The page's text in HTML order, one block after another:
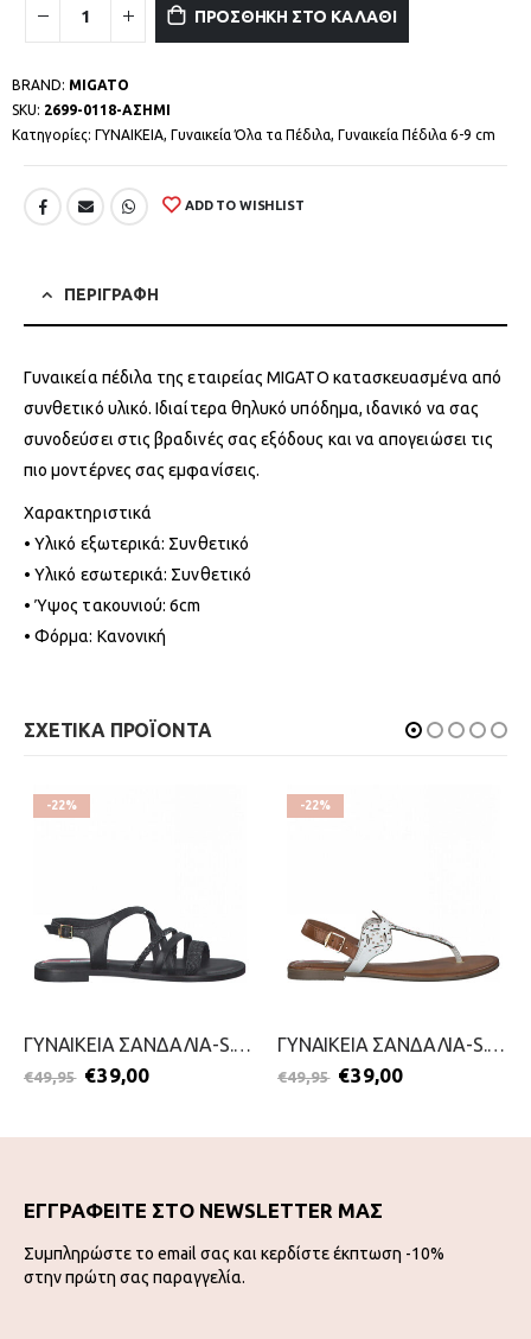
ΠΡΟΣΘΗΚΗ ΣΤΟ ΚΑΛΑΘΙ
BRAND: MIGATO
SKU: 2699-0118-ΑΣΗΜΙ
Κατηγορίες: ΓΥΝΑΙΚΕΙΑ, Γυναικεία Όλα τα Πέδιλα, Γυναικεία Πέδιλα 6-9 cm
ADD TO WISHLIST
ΠΕΡΙΓΡΑΦΗ
Γυναικεία πέδιλα της εταιρείας MIGATO κατασκευασμένα από
συνθετικό υλικό. Ιδιαίτερα θηλυκό υπόδημα, ιδανικό να σας
συνοδεύσει στις βραδινές σας εξόδους και να απογειώσει τις
πιο μοντέρνες σας εμφανίσεις.
Χαρακτηριστικά
• Υλικό εξωτερικά: Συνθετικό
• Υλικό εσωτερικά: Συνθετικό
• Ύψος τακουνιού: 6cm
• Φόρμα: Κανονική
ΣΧΕΤΙΚΑ ΠΡΟΪΟΝΤΑ
-22%
ΓΥΝΑΙΚΕΙΑ ΣΑΝΔΑΛΙΑ-S.OLIVER-2199-0052-ΜΑΥΡΟ
€49,95 €39,00
-22%
ΓΥΝΑΙΚΕΙΑ ΣΑΝΔΑΛΙΑ-S.OLIVER-2199-0055-ΛΕΥΚΟ
€49,95 €39,00
ΕΓΓΡΑΦΕΙΤΕ ΣΤΟ NEWSLETTER ΜΑΣ
Συμπληρώστε το email σας και κερδίστε έκπτωση -10%
στην πρώτη σας παραγγελία.